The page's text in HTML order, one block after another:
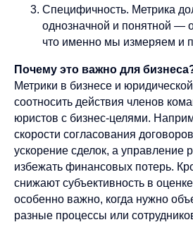
Специфичность. Метрика
однозначной и понятной —
что именно мы измеряем и
Почему это важно для
Метрики в бизнесе и
соотносить действия членов
юристов с бизнес-целями.
скорости согласования
ускорение сделок, а управление
избежать финансовых потерь.
снижают субъективность в
особенно важно, когда нужно
разные процессы или